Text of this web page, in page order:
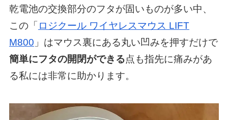
乾電池の交換部分のフタが固いものが多い中、
この「 ロジクール ワイヤレスマウス LIFT
M800 」はマウス裏にある丸い凹みを押すだけで
簡単にフタの開閉ができる点も指先に痛みがあ
る私には非常に助かります。